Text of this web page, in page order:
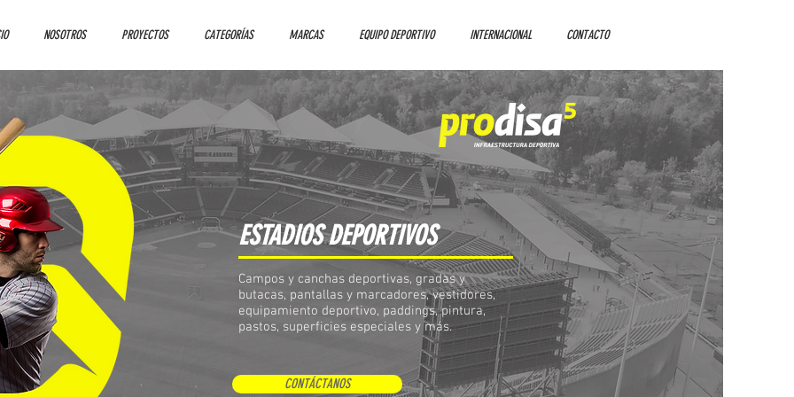
NOSOTROS PROYECTOS CATEGORÍAS MARCAS EQUIPO DEPORTIVO INTERNACIONAL CONTACTO
ESTADIOS DEPORTIVOS
Campos y canchas deportivas, gradas y
butacas, pantallas y marcadores, vestidores,
equipamiento deportivo, paddings, pintura,
pastos, superficies especiales y más.
CONTÁCTANOS